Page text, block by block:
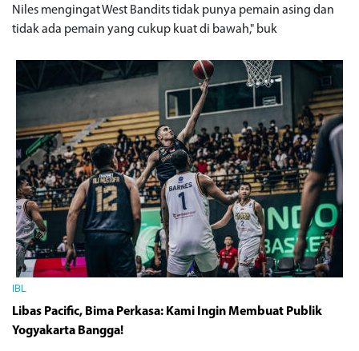
Niles mengingat West Bandits tidak punya pemain asing dan
tidak ada pemain yang cukup kuat di bawah," buk
IBL
Libas Pacific, Bima Perkasa: Kami Ingin Membuat Publik
Yogyakarta Bangga!